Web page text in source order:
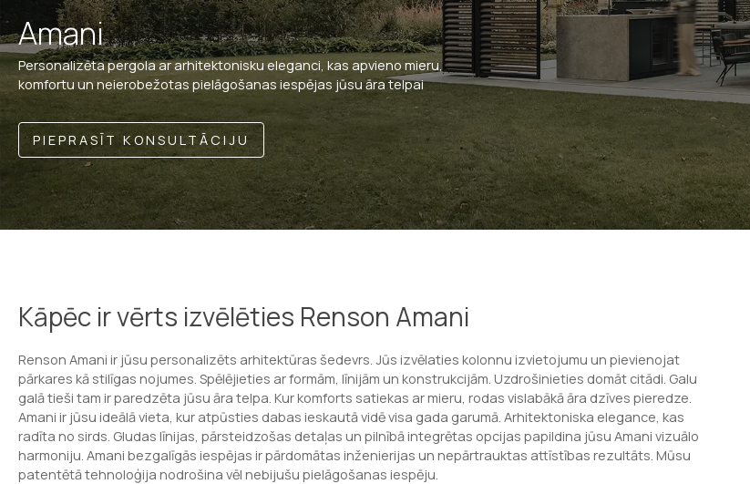
Amani
Personalizēta pergola ar arhitektonisku eleganci, kas apvieno mieru,
komfortu un neierobežotas pielāgošanas iespējas jūsu āra telpai
PIEPRASĪT KONSULTĀCIJU
Kāpēc ir vērts izvēlēties Renson Amani
Renson Amani ir jūsu personalizēts arhitektūras šedevrs. Jūs izvēlaties kolonnu izvietojumu un pievienojat
pārkares kā stilīgas nojumes. Spēlējieties ar formām, līnijām un konstrukcijām. Uzdrošinieties domāt citādi. Galu
galā tieši tam ir paredzēta jūsu āra telpa. Kur komforts satiekas ar mieru, rodas vislabākā āra dzīves pieredze.
Amani ir jūsu ideālā vieta, kur atpūsties dabas ieskautā vidē visa gada garumā. Arhitektoniska elegance, kas
radīta no sirds. Gludas līnijas, pārsteidzošas detaļas un pilnībā integrētas opcijas papildina jūsu Amani vizuālo
harmoniju. Amani bezgalīgās iespējas ir pārdomātas inženierijas un nepārtrauktas attīstības rezultāts. Mūsu
patentētā tehnoloģija nodrošina vēl nebijušu pielāgošanas iespēju.